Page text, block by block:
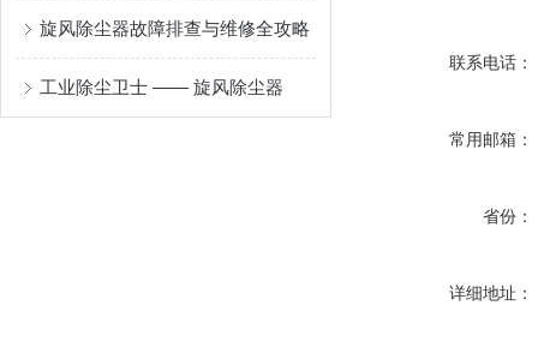
旋风除尘器故障排查与维修全攻略
工业除尘卫士 —— 旋风除尘器
联系电话：
常用邮箱：
省份：
详细地址：